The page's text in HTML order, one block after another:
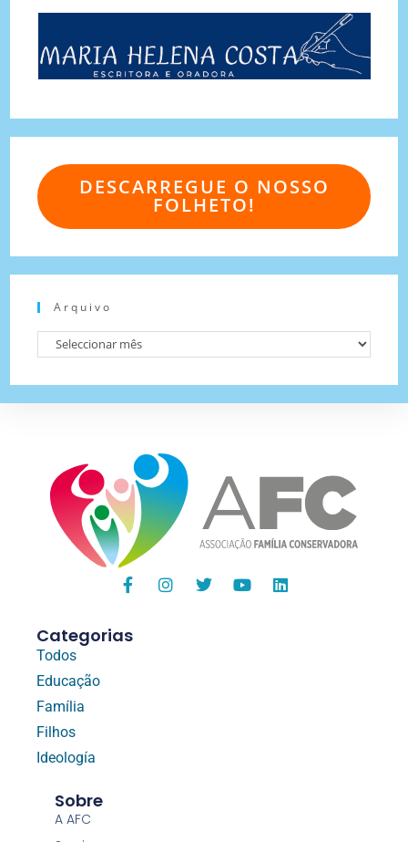
DESCARREGUE O NOSSO
FOLHETO!
Arquivo
Categorias
Todos
Educação
Família
Filhos
Ideología
Sobre
A AFC